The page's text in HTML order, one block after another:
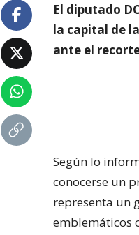
El diputado
la capital de
ante el
Según lo
conocerse un
representa un
emblemáticos